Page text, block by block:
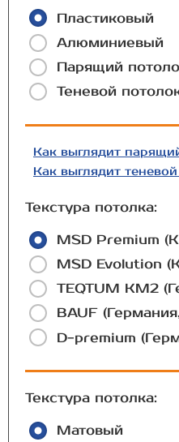
Пластиковый
Алюминиевый
Парящий
Теневой
Как выглядит
Как выглядит
Текстура потолка:
MSD Premium
MSD Evolution
TEQTUM КМ2
BAUF
D-premium
Текстура потолка:
Матовый